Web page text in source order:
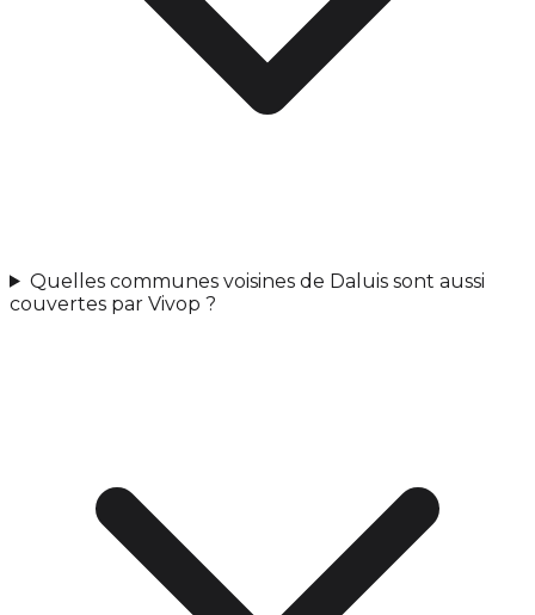
Quelles communes voisines de Daluis sont aussi
couvertes par Vivop ?